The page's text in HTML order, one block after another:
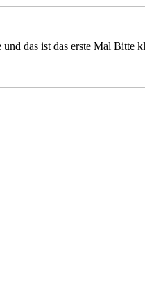
das ist das erste Mal Bitte